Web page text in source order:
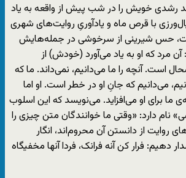
رشدی خویش را در شب پیش از واقعه به یاد
با قرص ماه و یادآوریِ روایت‌های شهری
حس شیرینی از سرخوشی در جمله‌هایش
مرد که او به یاد می‌آورد (خودش) از
است. آنچه را ما می‌دانیم، نمی‌داند. ما که
می‌دانیم که جانِ او در خطر است. او اما
ما برای او می‌افزاید. می‌نویسد که این اسلوب
نام دارد: «وقتی ما خوانندگان متن چیزی را
از دانستن آن محروم‌اند، انگار
دهیم: فرار کن آنه فرانک، فردا آنها مخفیگاه